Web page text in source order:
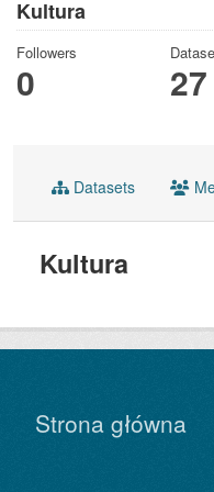
Kultura
Followers
0 27
Datasets
Kultura
Strona główna